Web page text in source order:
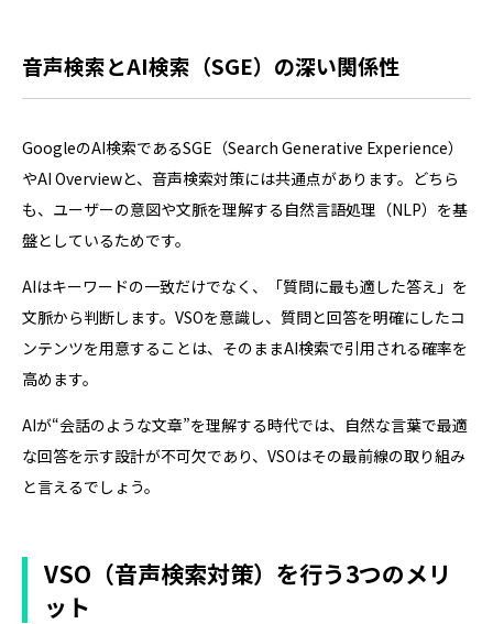
音声検索とAI検索（SGE）の深い関係性
GoogleのAI検索であるSGE（Search Generative Experience）
やAI Overviewと、音声検索対策には共通点があります。どちら
も、ユーザーの意図や文脈を理解する自然言語処理（NLP）を基
盤としているためです。
AIはキーワードの一致だけでなく、「質問に最も適した答え」を
文脈から判断します。VSOを意識し、質問と回答を明確にしたコ
ンテンツを用意することは、そのままAI検索で引用される確率を
高めます。
AIが“会話のような文章”を理解する時代では、自然な言葉で最適
な回答を示す設計が不可欠であり、VSOはその最前線の取り組み
と言えるでしょう。
VSO（音声検索対策）を行う3つのメリ
ット